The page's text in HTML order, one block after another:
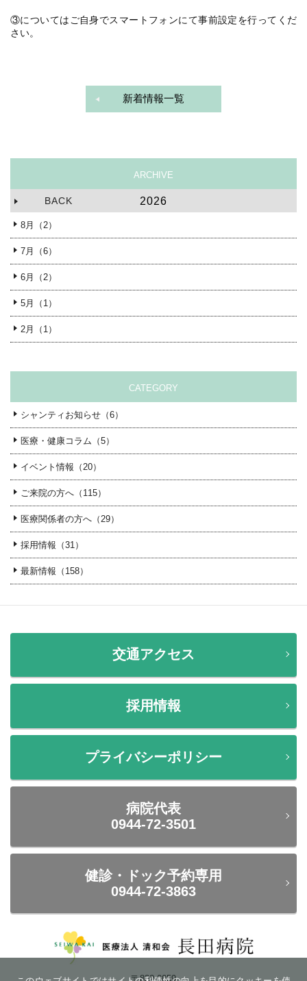
③についてはご自身でスマートフォンにて事前設定を行ってくだ
さい。
新着情報一覧
ARCHIVE
BACK 2026
8月（2）
7月（6）
6月（2）
5月（1）
2月（1）
CATEGORY
シャンティお知らせ（6）
医療・健康コラム（5）
イベント情報（20）
ご来院の方へ（115）
医療関係者の方へ（29）
採用情報（31）
最新情報（158）
交通アクセス
採用情報
プライバシーポリシー
病院代表
0944-72-3501
健診・ドック予約専用
0944-72-3863
〒832-0059